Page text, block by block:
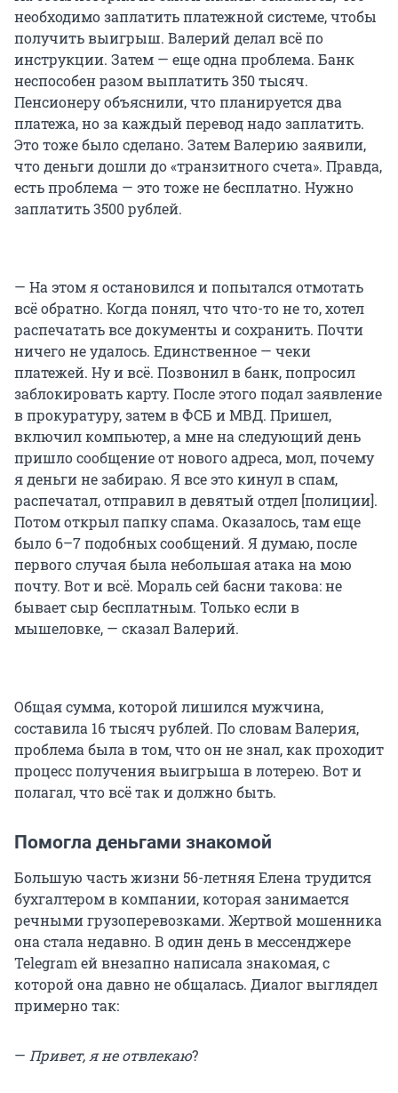
необходимо заплатить платежной системе, чтобы
получить выигрыш. Валерий делал всё по
инструкции. Затем — еще одна проблема. Банк
неспособен разом выплатить 350 тысяч.
Пенсионеру объяснили, что планируется два
платежа, но за каждый перевод надо заплатить.
Это тоже было сделано. Затем Валерию заявили,
что деньги дошли до «транзитного счета». Правда,
есть проблема — это тоже не бесплатно. Нужно
заплатить 3500 рублей.
— На этом я остановился и попытался отмотать
всё обратно. Когда понял, что что-то не то, хотел
распечатать все документы и сохранить. Почти
ничего не удалось. Единственное — чеки
платежей. Ну и всё. Позвонил в банк, попросил
заблокировать карту. После этого подал заявление
в прокуратуру, затем в ФСБ и МВД. Пришел,
включил компьютер, а мне на следующий день
пришло сообщение от нового адреса, мол, почему
я деньги не забираю. Я все это кинул в спам,
распечатал, отправил в девятый отдел [полиции].
Потом открыл папку спама. Оказалось, там еще
было 6–7 подобных сообщений. Я думаю, после
первого случая была небольшая атака на мою
почту. Вот и всё. Мораль сей басни такова: не
бывает сыр бесплатным. Только если в
мышеловке, — сказал Валерий.
Общая сумма, которой лишился мужчина,
составила 16 тысяч рублей. По словам Валерия,
проблема была в том, что он не знал, как проходит
процесс получения выигрыша в лотерею. Вот и
полагал, что всё так и должно быть.
Помогла деньгами знакомой
Большую часть жизни 56-летняя Елена трудится
бухгалтером в компании, которая занимается
речными грузоперевозками. Жертвой мошенника
она стала недавно. В один день в мессенджере
Telegram ей внезапно написала знакомая, с
которой она давно не общалась. Диалог выглядел
примерно так:
— Привет, я не отвлекаю?